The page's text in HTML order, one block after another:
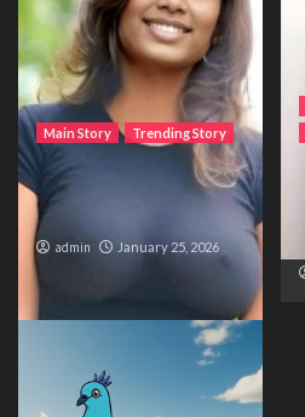
Main Story Trending Story
The Bride from the
Accident
admin January 25, 2026